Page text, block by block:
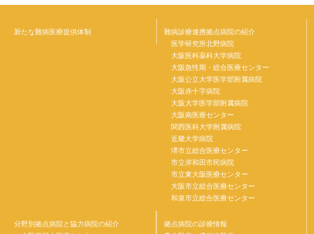
新たな難病医療提供体制
難病診療連携拠点病院の紹介
医学研究所北野病院
大阪医科薬科大学病院
大阪急性期・総合医療センター
大阪公立大学医学部附属病院
大阪赤十字病院
大阪大学医学部附属病院
大阪南医療センター
関西医科大学附属病院
近畿大学病院
堺市立総合医療センター
市立岸和田市民病院
市立東大阪医療センター
大阪市立総合医療センター
和泉市立総合医療センター
分野別拠点病院と協力病院の紹介
拠点病院の診療情報